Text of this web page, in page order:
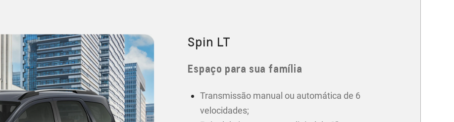
Spin LT
Espaço para sua família
Transmissão manual ou automática de 6
velocidades;